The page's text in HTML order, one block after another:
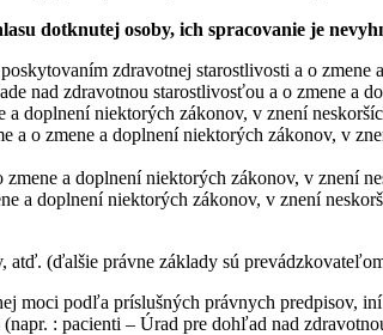
dotknutej osoby, ich spracovanie je
zdravotnej starostlivosti a o
nad zdravotnou starostlivosťou a o zmene a
doplnení niektorých zákonov, v znení
o zmene a doplnení niektorých zákonov, v
a doplnení niektorých zákonov, v znení
a doplnení niektorých zákonov, v znení
(ďalšie právne základy sú
moci podľa príslušných právnych predpisov,
: pacienti – Úrad pre dohľad nad